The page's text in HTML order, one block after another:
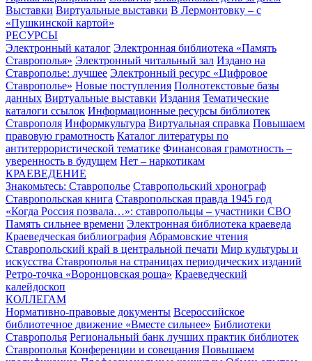
Выставки Виртуальные выставки В Лермонтовку – с
«Пушкинской картой»
РЕСУРСЫ
Электронный каталог Электронная библиотека «Память
Ставрополья» Электронный читальный зал Издано на
Ставрополье: лучшее Электронный ресурс «Цифровое
Ставрополье» Новые поступления Полнотекстовые базы
данных Виртуальные выставки Издания Тематические
каталоги ссылок Информационные ресурсы библиотек
Ставрополя Информкультура Виртуальная справка Повышаем
правовую грамотность Каталог литературы по
антитеррористической тематике Финансовая грамотность –
уверенность в будущем Нет – наркотикам
КРАЕВЕДЕНИЕ
Знакомьтесь: Ставрополье Ставропольский хронограф
Ставропольская книга Ставропольская правда 1945 год
«Когда Россия позвала…»: ставропольцы – участники СВО
Память сильнее времени Электронная библиотека краеведа
Краеведческая библиография Абрамовские чтения
Ставропольский край в центральной печати Мир культуры и
искусства Ставрополья на страницах периодических изданий
Ретро-точка «Воронцовская роща» Краеведческий
калейдоскоп
КОЛЛЕГАМ
Нормативно-правовые документы Всероссийское
библиотечное движение «Вместе сильнее» Библиотеки
Ставрополья Региональный банк лучших практик библиотек
Ставрополья Конференции и совещания Повышаем